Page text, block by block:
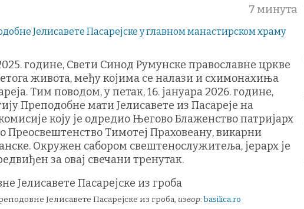
7 минута
године, Свети Синод Румунске православне цркве
живота, међу којима се налази и схимонахиња
Тим поводом, у петак, 16. јануара 2026. године,
Преподобне мати Јелисавете из Пасареје на
коју је одредио Његово Блаженство патријарх
Преосвештенство Тимотеј Праховеану, викарни
Окружен сабором свештенослужитеља, јерарх је
за овај свечани тренутак.
Јелисавете Пасарејске из гроба, извор:basilica.ro